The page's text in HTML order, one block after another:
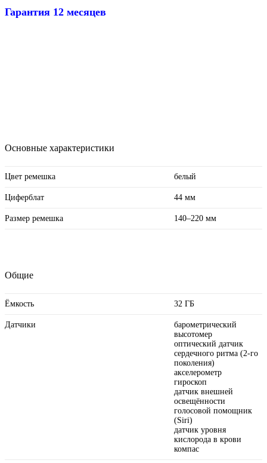
Гарантия 12 месяцев
Основные характеристики
Цвет ремешка белый
Циферблат 44 мм
Размер ремешка 140–220 мм
Общие
Ёмкость 32 ГБ
Датчики
барометрический
высотомер
оптический датчик
сердечного ритма (2‑го
поколения)
акселерометр
гироскоп
датчик внешней
освещённости
голосовой помощник
(Siri)
датчик уровня
кислорода в крови
компас